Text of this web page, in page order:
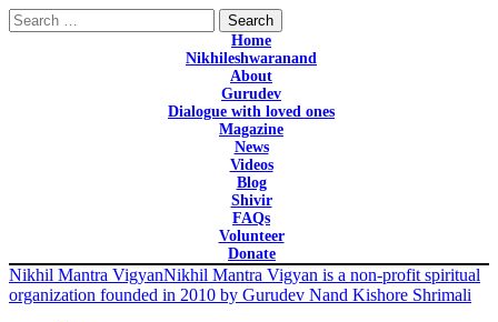
Search
for:
Home
Nikhileshwaranand
About
Gurudev
Dialogue with loved ones
Magazine
News
Videos
Blog
Shivir
FAQs
Volunteer
Donate
Nikhil Mantra VigyanNikhil Mantra Vigyan is a non-profit spiritual
organization founded in 2010 by Gurudev Nand Kishore Shrimali